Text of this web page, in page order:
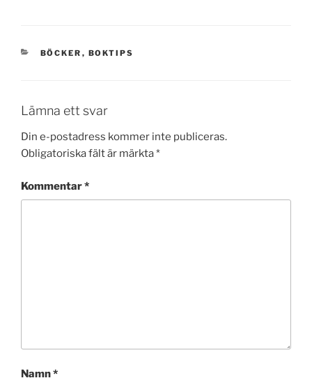
KATEGORIER
BÖCKER , BOKTIPS
Lämna ett svar
Din e-postadress kommer inte publiceras.
Obligatoriska fält är märkta*
Kommentar*
Namn*